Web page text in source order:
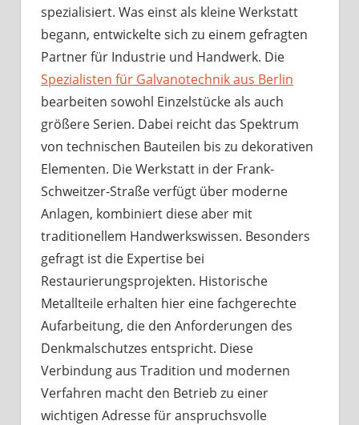
spezialisiert. Was einst als kleine Werkstatt
begann, entwickelte sich zu einem gefragten
Partner für Industrie und Handwerk. Die
Spezialisten für Galvanotechnik aus Berlin
bearbeiten sowohl Einzelstücke als auch
größere Serien. Dabei reicht das Spektrum
von technischen Bauteilen bis zu dekorativen
Elementen. Die Werkstatt in der Frank-
Schweitzer-Straße verfügt über moderne
Anlagen, kombiniert diese aber mit
traditionellem Handwerkswissen. Besonders
gefragt ist die Expertise bei
Restaurierungsprojekten. Historische
Metallteile erhalten hier eine fachgerechte
Aufarbeitung, die den Anforderungen des
Denkmalschutzes entspricht. Diese
Verbindung aus Tradition und modernen
Verfahren macht den Betrieb zu einer
wichtigen Adresse für anspruchsvolle